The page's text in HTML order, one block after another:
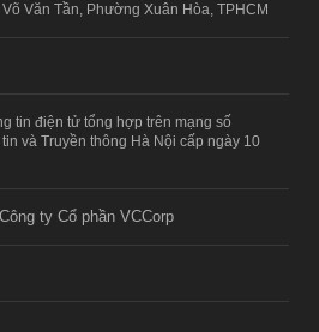
Văn Tần, Phường Xuân Hòa, TPHCM
tin điện tử tổng hợp trên mạng số
và Truyền thông Hà Nội cấp ngày 10
ty Cổ phần VCCorp